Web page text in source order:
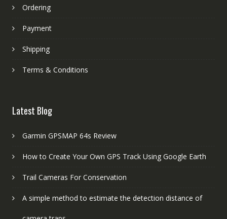
Ordering
Payment
Shipping
Terms & Conditions
Latest Blog
Garmin GPSMAP 64s Review
How to Create Your Own GPS Track Using Google Earth
Trail Cameras For Conservation
A simple method to estimate the detection distance of